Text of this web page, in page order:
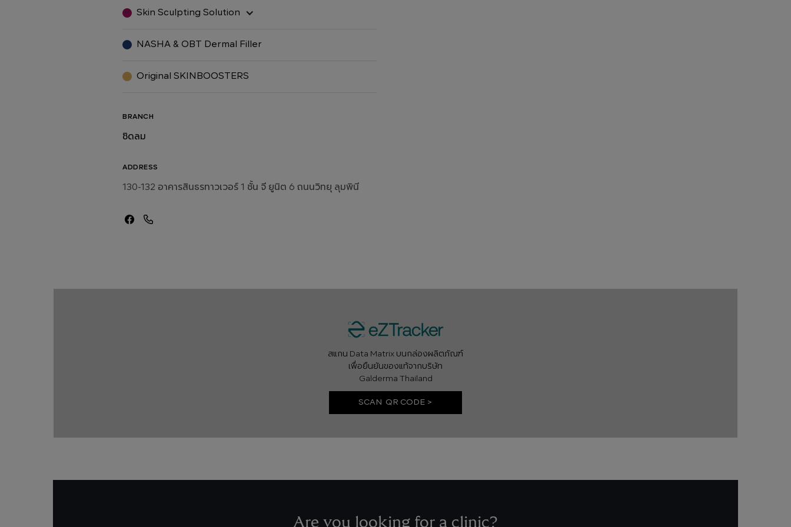
Skin Sculpting Solution
NASHA & OBT Dermal Filler
Original SKINBOOSTERS
BRANCH
ชิดลม
ADDRESS
130-132 อาคารสินธรทาวเวอร์ 1 ชั้น จี ยูนิต 6 ถนนวิทยุ ลุมพินี
สแกน Data Matrix บนกล่องผลิตภัณฑ์
เพื่อยืนยันของแท้จากบริษัท
Galderma Thailand
SCAN QR CODE >
Are you looking for a clinic?